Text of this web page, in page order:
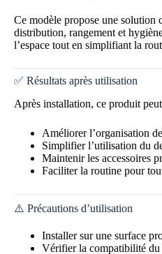
Ce modèle propose une solution
distribution, rangement et
l’espace tout en simplifiant la
✅ Résultats après utilisation
Après installation, ce produit
Améliorer l’organisation
Simplifier l’utilisation du
Maintenir les accessoires
Faciliter la routine pour
⚠️ Précautions d’utilisation
Installer sur une surface
Vérifier la compatibilité du